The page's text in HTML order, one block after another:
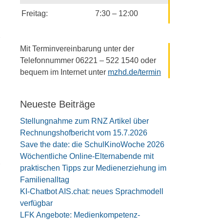
Freitag: 7:30 – 12:00
Mit Terminvereinbarung unter der
Telefonnummer 06221 – 522 1540 oder
bequem im Internet unter mzhd.de/termin
Neueste Beiträge
Stellungnahme zum RNZ Artikel über
Rechnungshofbericht vom 15.7.2026
Save the date: die SchulKinoWoche 2026
Wöchentliche Online-Elternabende mit
praktischen Tipps zur Medienerziehung im
Familienalltag
KI-Chatbot AIS.chat: neues Sprachmodell
verfügbar
LFK Angebote: Medienkompetenz-